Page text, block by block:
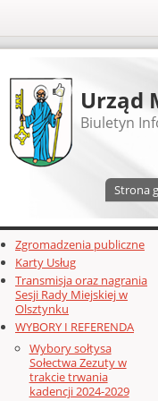
UDOSTĘPNIJ
Urząd
Biuletyn
Strona
Dodatkowe zasoby
Zgromadzenia publiczne
Karty Usług
Transmisja oraz nagrania
Sesji Rady Miejskiej w
Olsztynku
WYBORY I REFERENDA
Wybory sołtysa
Sołectwa Zezuty w
trakcie trwania
kadencji 2024-2029